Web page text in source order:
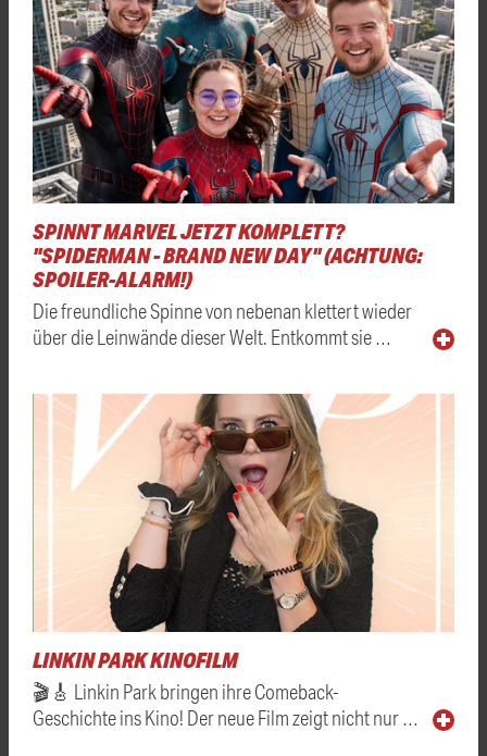
SPINNT MARVEL JETZT KOMPLETT?
"SPIDERMAN - BRAND NEW DAY" (ACHTUNG:
SPOILER-ALARM!)
Die freundliche Spinne von nebenan klettert wieder
über die Leinwände dieser Welt. Entkommt sie …
LINKIN PARK KINOFILM
🎬🎸 Linkin Park bringen ihre Comeback-
Geschichte ins Kino! Der neue Film zeigt nicht nur …